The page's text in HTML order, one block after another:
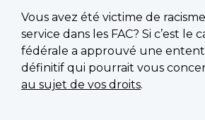
Vous avez été victime de
service dans les FAC? Si c’est le
fédérale a approuvé une
définitif qui pourrait vous
au sujet de vos droits.